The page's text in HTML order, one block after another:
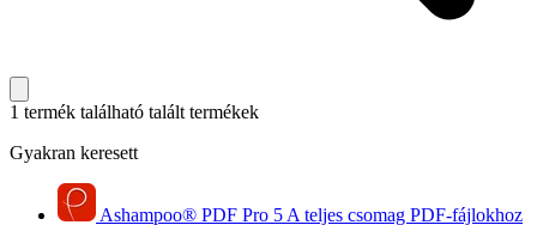
1 termék található talált termékek
Gyakran keresett
Ashampoo® PDF Pro 5 A teljes csomag PDF-fájlokhoz